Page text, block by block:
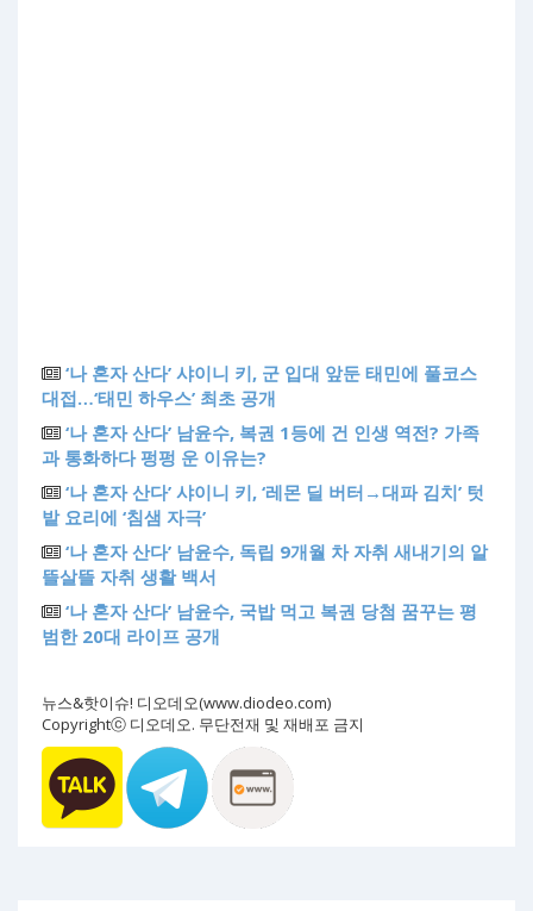
‘나 혼자 산다’ 샤이니 키, 군 입대 앞둔 태민에 풀코스
대접…‘태민 하우스’ 최초 공개
‘나 혼자 산다’ 남윤수, 복권 1등에 건 인생 역전? 가족
과 통화하다 펑펑 운 이유는?
‘나 혼자 산다’ 샤이니 키, ‘레몬 딜 버터→대파 김치’ 텃
밭 요리에 ‘침샘 자극’
‘나 혼자 산다’ 남윤수, 독립 9개월 차 자취 새내기의 알
뜰살뜰 자취 생활 백서
‘나 혼자 산다’ 남윤수, 국밥 먹고 복권 당첨 꿈꾸는 평
범한 20대 라이프 공개
뉴스&핫이슈! 디오데오(www.diodeo.com)
Copyrightⓒ 디오데오. 무단전재 및 재배포 금지